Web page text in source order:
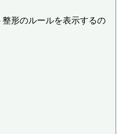
形のルールを表示するの